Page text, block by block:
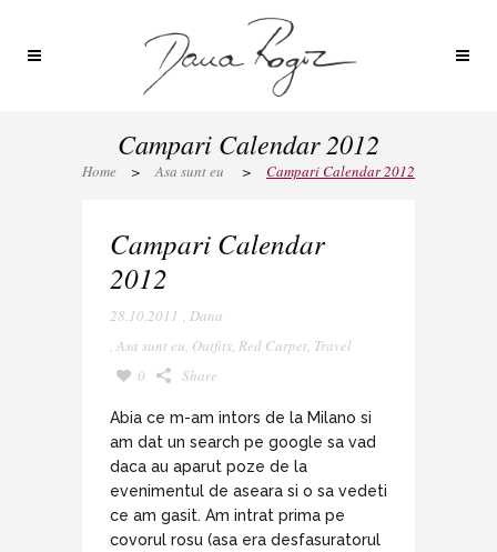
Campari Calendar 2012
Home > Asa sunt eu > Campari Calendar 2012
Campari Calendar
2012
28.10.2011 , Dana
, Asa sunt eu, Outfits, Red Carpet, Travel
0
Share
Abia ce m-am intors de la Milano si
am dat un search pe google sa vad
daca au aparut poze de la
evenimentul de aseara si o sa vedeti
ce am gasit. Am intrat prima pe
covorul rosu (asa era desfasuratorul